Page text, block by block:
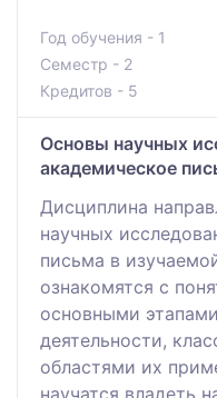
Год обучения - 1
Семестр - 2
Кредитов - 5
Основы научных
академическое
Дисциплина
научных
письма в
ознакомятся с
основными
деятельности,
областями их
научатся владеть